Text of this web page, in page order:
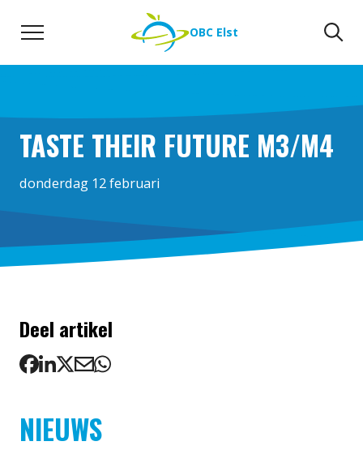
OBC Elst
TASTE THEIR FUTURE M3/M4
donderdag 12 februari
Deel artikel
NIEUWS